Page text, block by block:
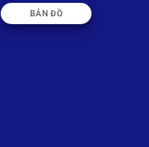
BẢN ĐỒ